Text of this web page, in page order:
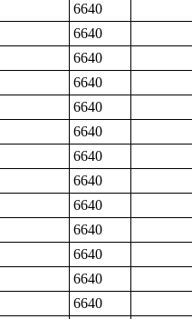
6640
6640
6640
6640
6640
6640
6640
6640
6640
6640
6640
6640
6640